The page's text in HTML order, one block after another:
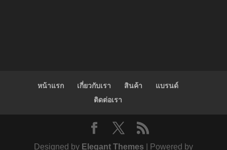
หน้าแรก เกี่ยวกับเรา สินค้า
แบรนด์
ติดต่อเรา
Designed by Elegant Themes | Powered by